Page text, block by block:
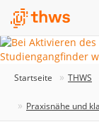
Startseite THWS
Praxisnähe und